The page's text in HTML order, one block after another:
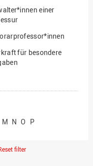
einer
für besondere
im
M N O P
filter